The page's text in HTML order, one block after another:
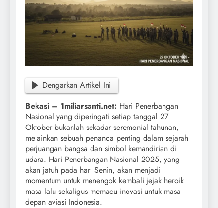
Dengarkan Artikel Ini
Bekasi – 1miliarsanti.net: Hari Penerbangan
Nasional yang diperingati setiap tanggal 27
Oktober bukanlah sekadar seremonial tahunan,
melainkan sebuah penanda penting dalam sejarah
perjuangan bangsa dan simbol kemandirian di
udara. Hari Penerbangan Nasional 2025, yang
akan jatuh pada hari Senin, akan menjadi
momentum untuk menengok kembali jejak heroik
masa lalu sekaligus memacu inovasi untuk masa
depan aviasi Indonesia.